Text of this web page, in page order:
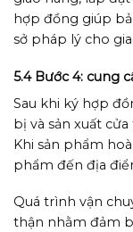
hợp đồng giúp
sở pháp lý cho
5.4 Bước 4: cung
Sau khi ký hợp
bị và sản xuất
Khi sản phẩm
phẩm đến địa
Quá trình vận
thận nhằm đảm